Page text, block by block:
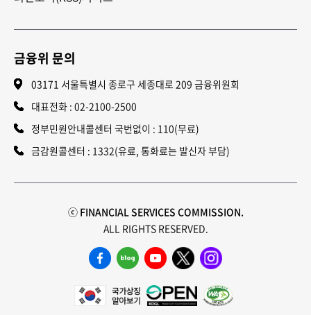
금융위 문의
03171 서울특별시 종로구 세종대로 209 금융위원회
대표전화 : 02-2100-2500
정부민원안내콜센터 국번없이 : 110(무료)
금감원콜센터 : 1332(유료, 통화료는 발신자 부담)
ⓒ FINANCIAL SERVICES COMMISSION.
ALL RIGHTS RESERVED.